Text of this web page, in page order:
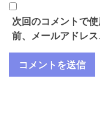
次回のコメントで
前、メールアドレス